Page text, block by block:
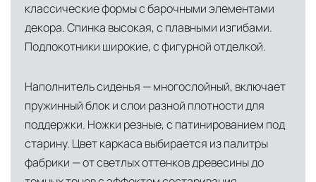
Дубай, ОАЭ— региональный центр для
Ближнего Востока и Азии
Средиземноморского региона
Лондон, Великобритания—
логистический хаб для европейского рынка
США— центр доставки для
североамериканского сегмента
классические формы с барочными элементами
декора. Спинка высокая, с плавными изгибами.
Подлокотники широкие, с фигурной отделкой.
Наполнитель сиденья — многослойный, включает
пружинный блок и слои разной плотности для
поддержки. Ножки резные, с патинированием под
старину. Цвет каркаса выбирается из палитры
фабрики — от светлых оттенков древесины до